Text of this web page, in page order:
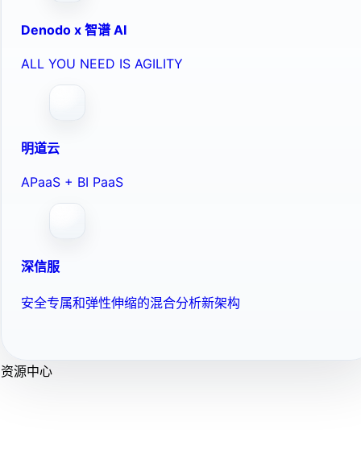
Denodo x 智谱 AI
ALL YOU NEED IS AGILITY
明道云
APaaS + BI PaaS
深信服
安全专属和弹性伸缩的混合分析新架构
资源中心